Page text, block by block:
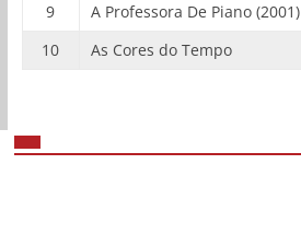
9
A Professora De Piano (2001)
10
As Cores do Tempo